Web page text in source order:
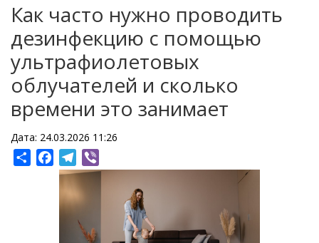
Как часто нужно проводить
дезинфекцию с помощью
ультрафиолетовых
облучателей и сколько
времени это занимает
Дата: 24.03.2026 11:26
ShareFacebookTelegram